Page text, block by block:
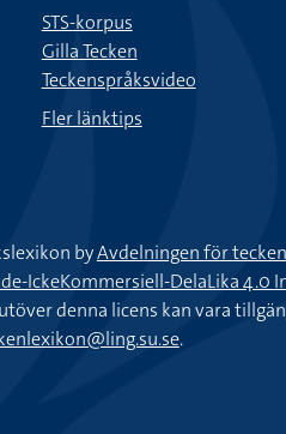
STS-korpus
Gilla Tecken
Teckenspråksvideo
Fler länktips
byAvdelningen för
IckeKommersiell-DelaLika 4.0
denna licens kan vara
.